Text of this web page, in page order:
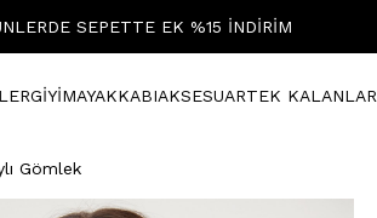
SEPETTE EK %15 İNDİRİM
GİYİMAYAKKABIAKSESUARTEK KALANLAR
Gömlek